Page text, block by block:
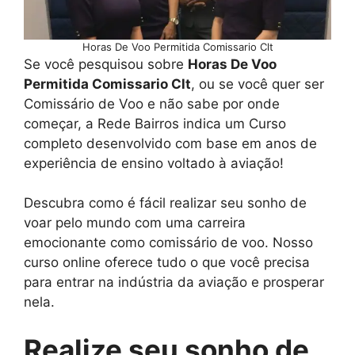
Horas De Voo Permitida Comissario Clt
Se você pesquisou sobre Horas De Voo
Permitida Comissario Clt, ou se você quer ser
Comissário de Voo e não sabe por onde
começar, a Rede Bairros indica um Curso
completo desenvolvido com base em anos de
experiência de ensino voltado à aviação!
Descubra como é fácil realizar seu sonho de
voar pelo mundo com uma carreira
emocionante como comissário de voo. Nosso
curso online oferece tudo o que você precisa
para entrar na indústria da aviação e prosperar
nela.